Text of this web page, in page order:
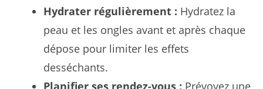
Hydrater régulièrement : Hydratez la
peau et les ongles avant et après chaque
dépose pour limiter les effets
desséchants.
Planifier ses rendez-vous : Prévoyez une